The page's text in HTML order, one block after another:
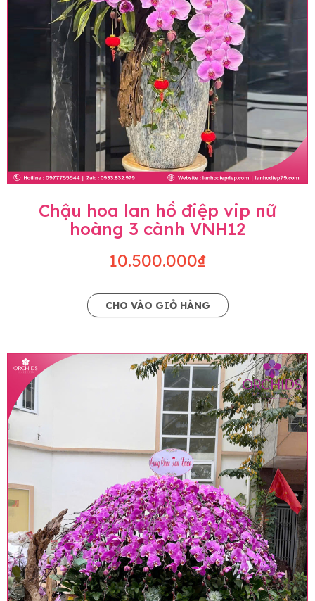
Chậu hoa lan hồ điệp vip nữ
hoàng 3 cành VNH12
10.500.000₫
CHO VÀO GIỎ HÀNG